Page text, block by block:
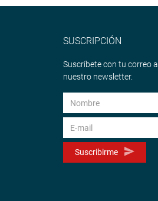
SUSCRIPCIÓN
Suscríbete con tu correo a
nuestro newsletter.
Suscribirme